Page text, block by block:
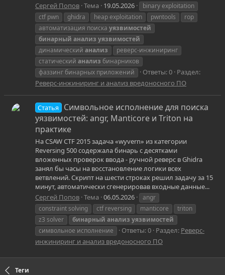
Сергей Попов Тема 19.05.2026
binary exploitation
ctf pwn
ghidra heap exploitation pwntools
rop
автоматизация поиска уязвимостей
бинарный анализ уязвимостей
динамический анализ
реверс-инжиниринг
статический анализ бинарников
фаззинг бинарных приложений
Ответы: 0 Раздел:
Реверс-инжиниринг и анализ вредоносного ПО
Статья
Символьное исполнение для поиска
уязвимостей: angr, Manticore и Triton на
практике
На CSAW CTF 2015 задача «wyvern» из категории
Reversing 500 содержала бинарь с десятками
вложенных проверок ввода - ручной реверс в Ghidra
занял бы часы на восстановление логики всех
ветвлений. Скрипт на шести строках решил задачу за 15
минут, автоматически сгенерировав входные данные...
Сергей Попов Тема 06.05.2026
angr
constraint solving
ctf reversing manticore
triton
z3 solver
бинарный анализ уязвимостей
символьное исполнение
Ответы: 0 Раздел: Реверс-
инжиниринг и анализ вредоносного ПО
Теги